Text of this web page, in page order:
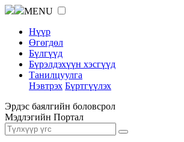
MENU
Нүүр
Өгөгдөл
Бүлгүүд
Бүрэлдэхүүн хэсгүүд
Танилцуулга
Нэвтрэх Бүртгүүлэх
Эрдэс баялгийн боловсрол
Мэдлэгийн Портал